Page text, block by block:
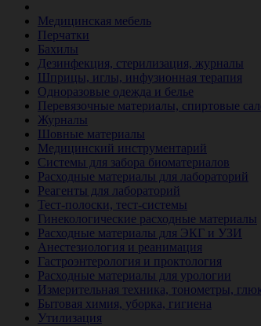
Медицинская мебель
Перчатки
Бахилы
Дезинфекция, стерилизация, журналы
Шприцы, иглы, инфузионная терапия
Одноразовые одежда и белье
Перевязочные материалы, спиртовые
Журналы
Шовные материалы
Медицинский инструментарий
Системы для забора биоматериалов
Расходные материалы для лабораторий
Реагенты для лабораторий
Тест-полоски, тест-системы
Гинекологические расходные материалы
Расходные материалы для ЭКГ и УЗИ
Анестезиология и реанимация
Гастроэнтерология и проктология
Расходные материалы для урологии
Измерительная техника, тонометры,
Бытовая химия, уборка, гигиена
Утилизация